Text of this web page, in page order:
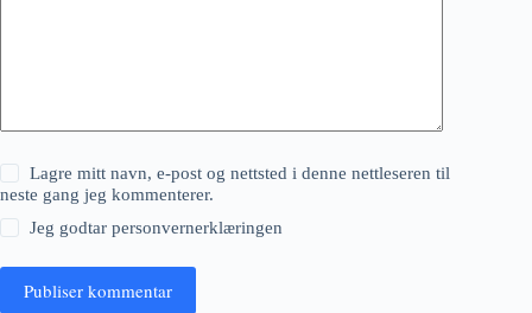
Lagre mitt navn, e-post og nettsted i denne nettleseren til
neste gang jeg kommenterer.
Jeg godtarpersonvernerklæringen
Publiser kommentar